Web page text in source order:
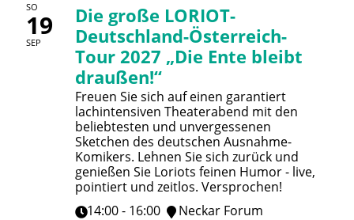
SO
19
SEP
Die große LORIOT-
Deutschland-Österreich-
Tour 2027 „Die Ente bleibt
draußen!“
Freuen Sie sich auf einen garantiert
lachintensiven Theaterabend mit den
beliebtesten und unvergessenen
Sketchen des deutschen Ausnahme-
Komikers. Lehnen Sie sich zurück und
genießen Sie Loriots feinen Humor - live,
pointiert und zeitlos. Versprochen!
14:00 - 16:00
Neckar Forum